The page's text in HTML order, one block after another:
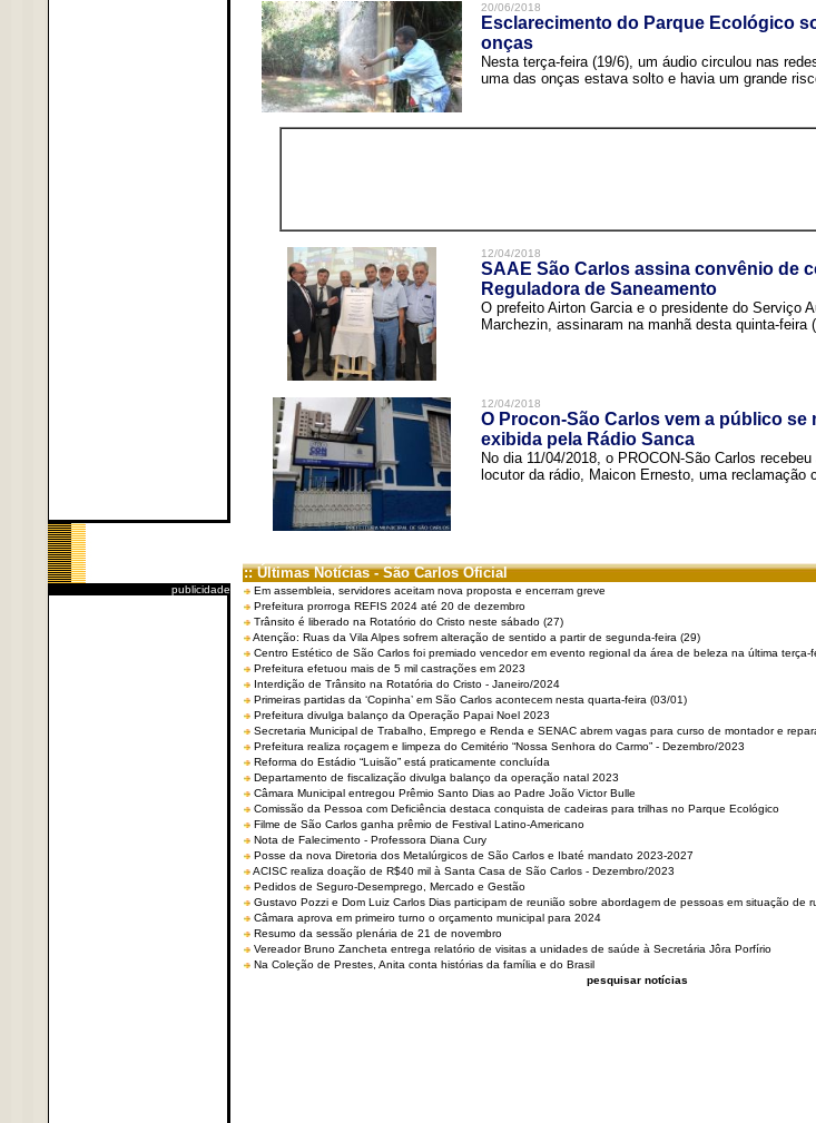
publicidade
20/06/2018
Esclarecimento do Parque Ecológico
onças
Nesta terça-feira (19/6), um áudio circulou nas
uma das onças estava solto e havia um grande
12/04/2018
SAAE São Carlos assina convênio de
Reguladora de Saneamento
O prefeito Airton Garcia e o presidente do Serviço
Marchezin, assinaram na manhã desta quinta-feira
12/04/2018
O Procon-São Carlos vem a público
exibida pela Rádio Sanca
No dia 11/04/2018, o PROCON-São Carlos
locutor da rádio, Maicon Ernesto, uma reclamação
:: Últimas Notícias - São Carlos Oficial
Em assembleia, servidores aceitam nova proposta e encerram greve
Prefeitura prorroga REFIS 2024 até 20 de dezembro
Trânsito é liberado na Rotatório do Cristo neste sábado (27)
Atenção: Ruas da Vila Alpes sofrem alteração de sentido a partir de segunda-feira (29)
Centro Estético de São Carlos foi premiado vencedor em evento regional da área de beleza na última terça-
Prefeitura efetuou mais de 5 mil castrações em 2023
Interdição de Trânsito na Rotatória do Cristo - Janeiro/2024
Primeiras partidas da ‘Copinha’ em São Carlos acontecem nesta quarta-feira (03/01)
Prefeitura divulga balanço da Operação Papai Noel 2023
Secretaria Municipal de Trabalho, Emprego e Renda e SENAC abrem vagas para curso de montador e
Prefeitura realiza roçagem e limpeza do Cemitério “Nossa Senhora do Carmo” - Dezembro/2023
Reforma do Estádio “Luisão” está praticamente concluída
Departamento de fiscalização divulga balanço da operação natal 2023
Câmara Municipal entregou Prêmio Santo Dias ao Padre João Victor Bulle
Comissão da Pessoa com Deficiência destaca conquista de cadeiras para trilhas no Parque Ecológico
Filme de São Carlos ganha prêmio de Festival Latino-Americano
Nota de Falecimento - Professora Diana Cury
Posse da nova Diretoria dos Metalúrgicos de São Carlos e Ibaté mandato 2023-2027
ACISC realiza doação de R$40 mil à Santa Casa de São Carlos - Dezembro/2023
Pedidos de Seguro-Desemprego, Mercado e Gestão
Gustavo Pozzi e Dom Luiz Carlos Dias participam de reunião sobre abordagem de pessoas em situação de
Câmara aprova em primeiro turno o orçamento municipal para 2024
Resumo da sessão plenária de 21 de novembro
Vereador Bruno Zancheta entrega relatório de visitas a unidades de saúde à Secretária Jôra Porfírio
Na Coleção de Prestes, Anita conta histórias da família e do Brasil
pesquisar notícias